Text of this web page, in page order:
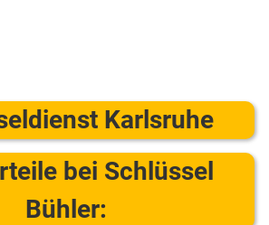
Karlsruhe
bei Schlüssel
Bühler: